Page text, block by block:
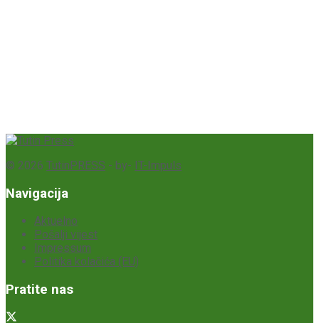
© 2026 TutinPRESS - by- IT-Impuls
Navigacija
Aktuelno
Pošalji vijest
Impressum
Politika kolačića (EU)
Pratite nas